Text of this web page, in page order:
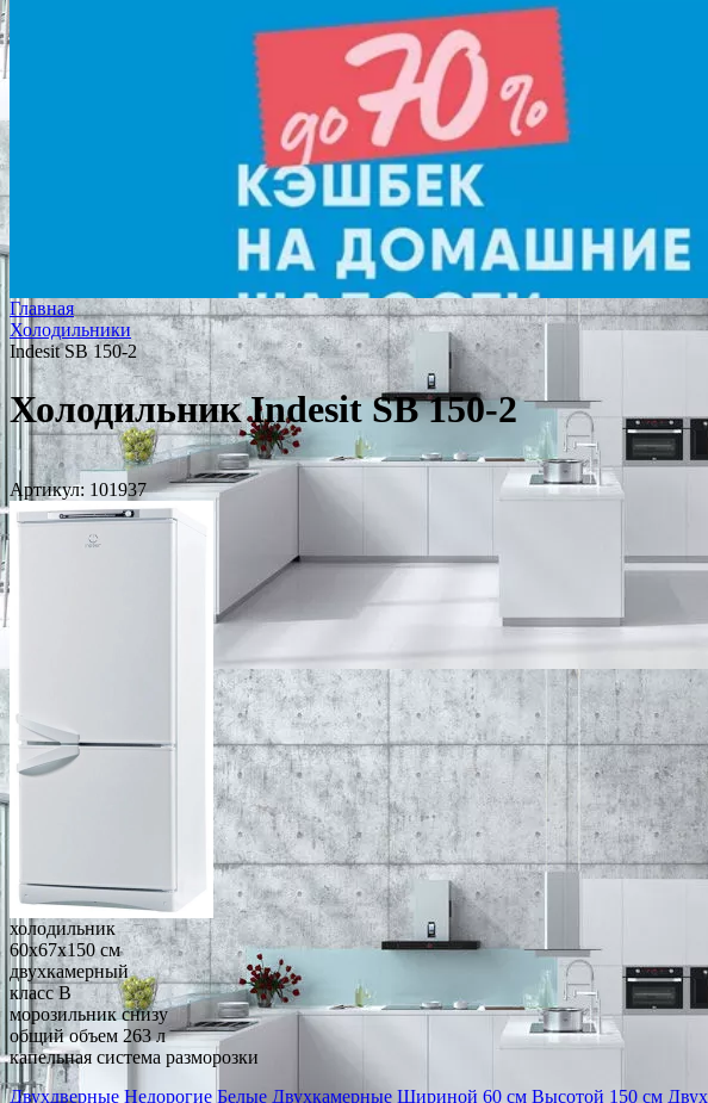
Главная
Холодильники
Indesit SB 150-2
Холодильник Indesit SB 150-2
Артикул: 101937
холодильник
60x67x150 см
двухкамерный
класс B
морозильник снизу
общий объем 263 л
капельная система разморозки
Двухдверные Недорогие Белые Двухкамерные Шириной 60 см Высотой 150 см